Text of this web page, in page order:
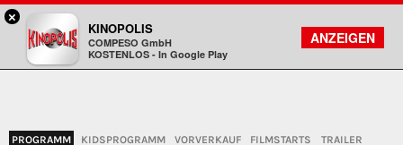
Kinopolis
FILMSUCHE
KONTO
PROGRAMM KIDSPROGRAMM VORVERKAUF FILMSTARTS TRAILER
×
KINOPOLIS
COMPESO GmbH
KOSTENLOS - In Google Play
ANZEIGEN